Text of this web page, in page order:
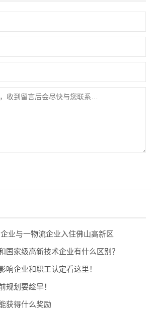
业与一物流企业入住佛山高新区
国家级高新技术企业有什么区别？
响企业和职工认定看这里！
规划要趁早！
获得什么奖励